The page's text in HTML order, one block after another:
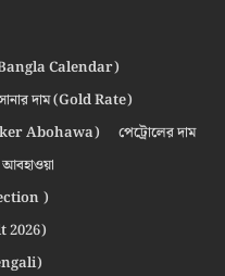
(Bangla Calendar)
দাম (Gold Rate)
Abohawa)
পেট্রোলের দাম
)
2026)